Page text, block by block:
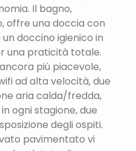
Il bagno,
offre una doccia con
doccino igienico in
una praticità totale.
più piacevole,
ad alta velocità, due
aria calda/fredda,
ogni stagione, due
degli ospiti.
pavimentato vi